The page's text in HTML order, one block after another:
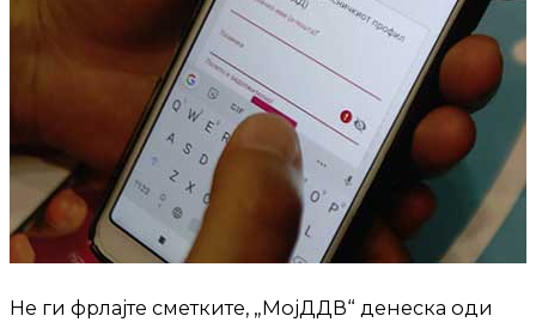
Не ги фрлајте сметките, „МојДДВ“ денеска оди